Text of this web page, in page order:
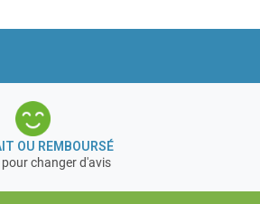
OU REMBOURSÉ
changer d'avis